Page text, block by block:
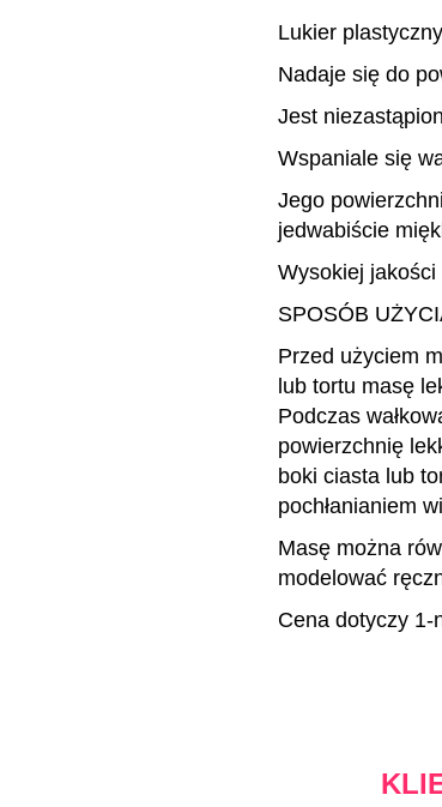
Lukier
Nadaje się do
Jest
Wspaniale się
Jego
jedwabiście
Wysokiej jakości
SPOSÓB
Przed użyciem
lub tortu masę
Podczas
powierzchnię
boki ciasta lub
pochłanianiem
Masę można
modelować
Cena dotyczy 1-